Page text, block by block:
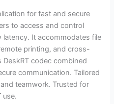
for fast and secure
to access and control
It accommodates file
printing, and cross-
codec combined
communication. Tailored
teamwork. Trusted for
use.